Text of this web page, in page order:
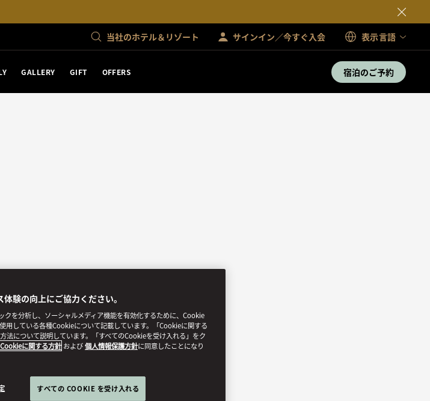
当社のホテル＆リゾート サインイン／今すぐ入会 表示言語
GALLERY GIFT OFFERS 宿泊のご予約
験の向上にご協力ください。
クを分析し、ソーシャルメディア機能を有効化するために、Cookie
用している各種Cookieについて記載しています。「Cookieに関する
法について説明しています。「すべてのCookieを受け入れる」をク
に関する方針 および個人情報保護方針に同意したことになり
すべての COOKIE を受け入れる